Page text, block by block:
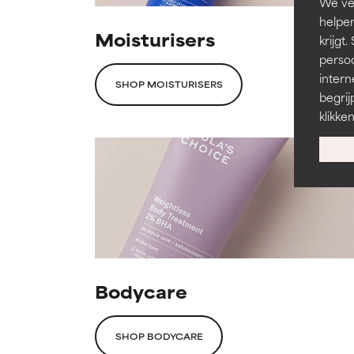
krijgt.
Moisturisers
SHOP MOISTURISERS
Bodycare
SHOP BODYCARE